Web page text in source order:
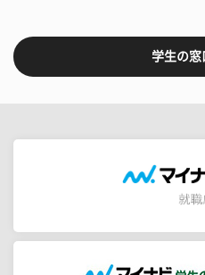
学生の窓